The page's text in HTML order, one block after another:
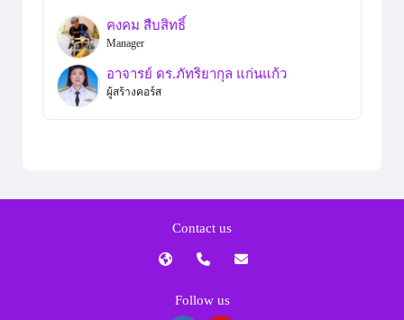
คงคม สืบสิทธิ์
Manager
อาจารย์ ดร.ภัทริยากุล แก่นแก้ว
ผู้สร้างคอร์ส
Contact us
Follow us